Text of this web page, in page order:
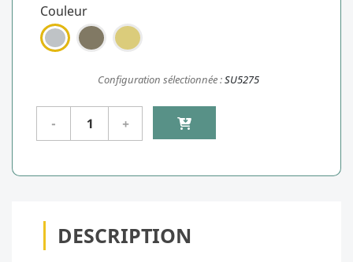
Couleur
Configuration sélectionnée :SU5275
DESCRIPTION